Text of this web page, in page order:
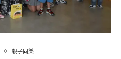
親子同樂